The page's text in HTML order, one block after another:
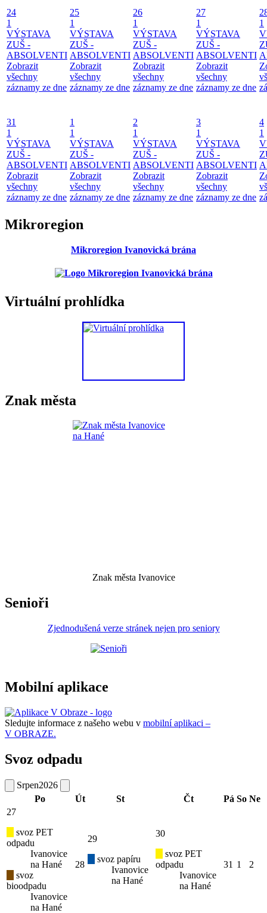
24
1
VÝSTAVA
ZUŠ -
ABSOLVENTI
Zobrazit
všechny
záznamy ze dne
25
1
VÝSTAVA
ZUŠ -
ABSOLVENTI
Zobrazit
všechny
záznamy ze dne
26
1
VÝSTAVA
ZUŠ -
ABSOLVENTI
Zobrazit
všechny
záznamy ze dne
27
1
VÝSTAVA
ZUŠ -
ABSOLVENTI
Zobrazit
všechny
záznamy ze dne
1
31
1
VÝSTAVA
ZUŠ -
ABSOLVENTI
Zobrazit
všechny
záznamy ze dne
1
1
VÝSTAVA
ZUŠ -
ABSOLVENTI
Zobrazit
všechny
záznamy ze dne
2
1
VÝSTAVA
ZUŠ -
ABSOLVENTI
Zobrazit
všechny
záznamy ze dne
3
1
VÝSTAVA
ZUŠ -
ABSOLVENTI
Zobrazit
všechny
záznamy ze dne
4
1
Mikroregion
Mikroregion Ivanovická brána
Virtuální prohlídka
Znak města
Znak města Ivanovice
Senioři
Zjednodušená verze stránek nejen pro seniory
Mobilní aplikace
Sledujte informace z našeho webu v mobilní aplikaci –
V OBRAZE.
Svoz odpadu
Srpen2026
Po
Út St Čt Pá So Ne
27
svoz PET
odpadu
Ivanovice
na Hané
svoz
bioodpadu
Ivanovice
na Hané
28
29
svoz papíru
Ivanovice
na Hané
30
svoz PET
odpadu
Ivanovice
na Hané
31 1 2